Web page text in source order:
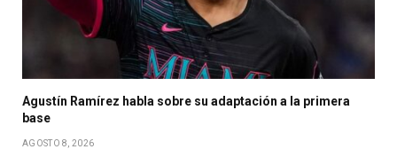
Agustín Ramírez habla sobre su adaptación a la primera
base
AGOSTO 8, 2026